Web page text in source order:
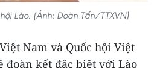
Lào. (Ảnh: Doãn Tấn/TTXVN)
Nam và Quốc hội Việt
kết đặc biệt với Lào